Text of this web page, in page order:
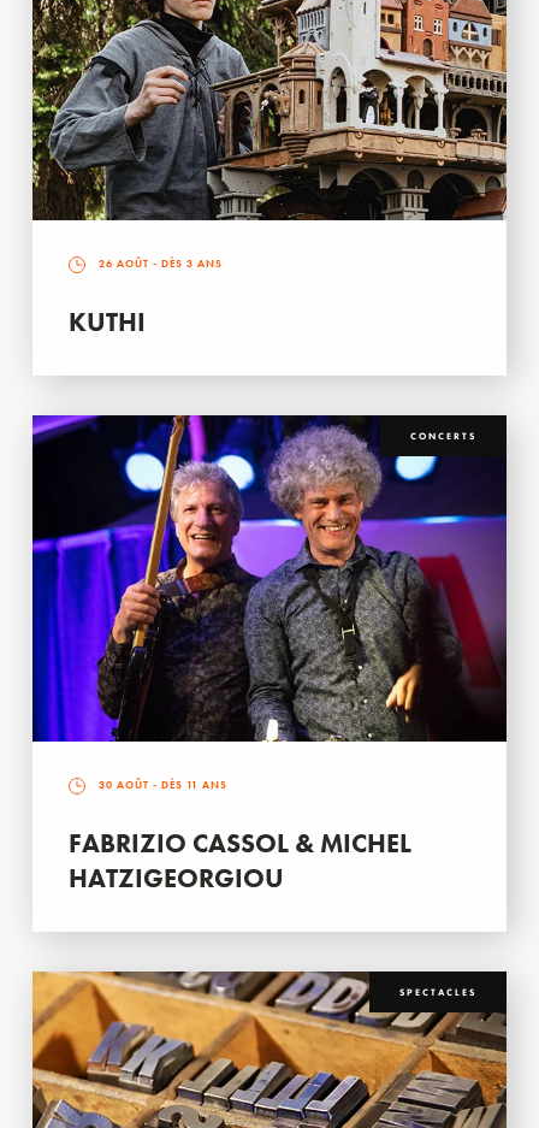
26 AOÛT - DÈS 3 ANS
KUTHI
CONCERTS
30 AOÛT - DÈS 11 ANS
FABRIZIO CASSOL & MICHEL
HATZIGEORGIOU
SPECTACLES